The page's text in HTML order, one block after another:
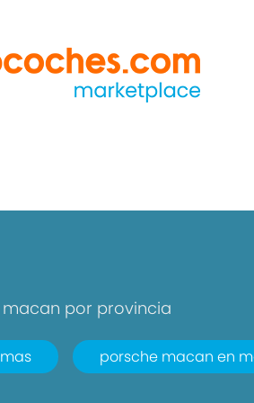
macan por provincia
porsche macan en